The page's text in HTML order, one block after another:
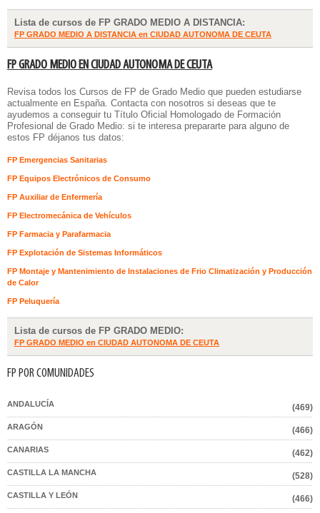
Lista de cursos de FP GRADO MEDIO A DISTANCIA:
FP GRADO MEDIO A DISTANCIA en CIUDAD AUTONOMA DE CEUTA
FP GRADO MEDIO EN CIUDAD AUTONOMA DE CEUTA
Revisa todos los Cursos de FP de Grado Medio que pueden estudiarse
actualmente en España. Contacta con nosotros si deseas que te
ayudemos a conseguir tu Título Oficial Homologado de Formación
Profesional de Grado Medio: si te interesa prepararte para alguno de
estos FP déjanos tus datos:
FP Emergencias Sanitarias
FP Equipos Electrónicos de Consumo
FP Auxiliar de Enfermería
FP Electromecánica de Vehículos
FP Farmacia y Parafarmacia
FP Explotación de Sistemas Informáticos
FP Montaje y Mantenimiento de Instalaciones de Frio Climatización y Producción
de Calor
FP Peluquería
Lista de cursos de FP GRADO MEDIO:
FP GRADO MEDIO en CIUDAD AUTONOMA DE CEUTA
FP POR COMUNIDADES
ANDALUCÍA (469)
ARAGÓN (466)
CANARIAS (462)
CASTILLA LA MANCHA (528)
CASTILLA Y LEÓN (466)